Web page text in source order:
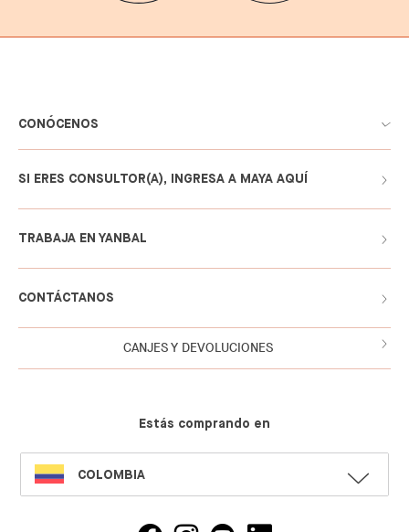
CONÓCENOS
SI ERES CONSULTOR(A), INGRESA A MAYA AQUÍ
TRABAJA EN YANBAL
CONTÁCTANOS
CANJES Y DEVOLUCIONES
Estás comprando en
SELECT
LANGUAGE
COLOMBIA